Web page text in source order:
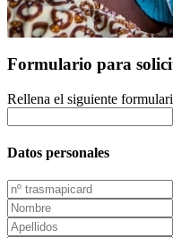
Formulario para
Rellena el siguiente
Datos personales